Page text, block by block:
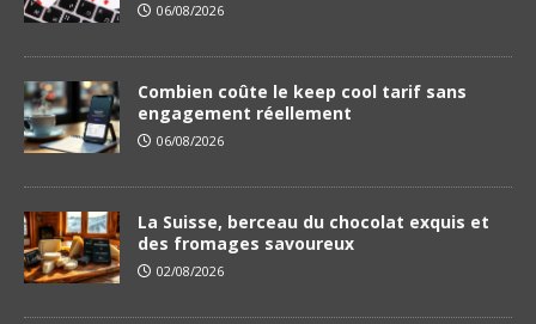
06/08/2026
Combien coûte le keep cool tarif sans
engagement réellement
06/08/2026
La Suisse, berceau du chocolat exquis et
des fromages savoureux
02/08/2026